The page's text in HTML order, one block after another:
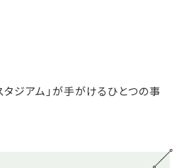
ジアム」が手がけるひとつの事